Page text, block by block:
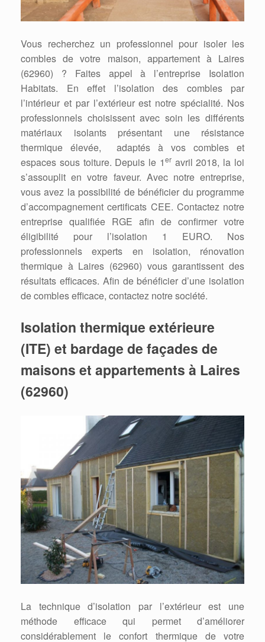
Vous recherchez un professionnel pour isoler les
combles de votre maison, appartement à Laires
(62960) ? Faites appel à l’entreprise Isolation
Habitats. En effet l’isolation des combles par
l’intérieur et par l’extérieur est notre spécialité. Nos
professionnels choisissent avec soin les différents
matériaux isolants présentant une résistance
thermique élevée, adaptés à vos combles et
espaces sous toiture. Depuis le 1eravril 2018, la loi
s’assouplit en votre faveur. Avec notre entreprise,
vous avez la possibilité de bénéficier du programme
d’accompagnement certificats CEE. Contactez notre
entreprise qualifiée RGE afin de confirmer votre
éligibilité pour l’isolation 1 EURO. Nos
professionnels experts en isolation, rénovation
thermique à Laires (62960) vous garantissent des
résultats efficaces. Afin de bénéficier d’une isolation
de combles efficace, contactez notre société.
Isolation thermique extérieure
(ITE) et bardage de façades de
maisons et appartements à Laires
(62960)
La technique d’isolation par l’extérieur est une
méthode efficace qui permet d’améliorer
considérablement le confort thermique de votre